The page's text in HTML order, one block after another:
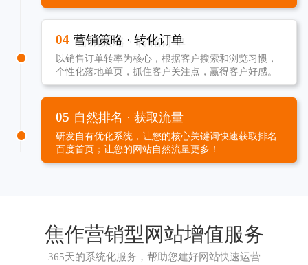
04 营销策略 · 转化订单
以销售订单转率为核心，根据客户搜索和浏览习惯，
个性化落地单页，抓住客户关注点，赢得客户好感。
05 自然排名 · 获取流量
研发自有优化系统，让您的核心关键词快速获取排名
百度首页；让您的网站自然流量更多！
焦作营销型网站增值服务
365天的系统化服务，帮助您建好网站快速运营